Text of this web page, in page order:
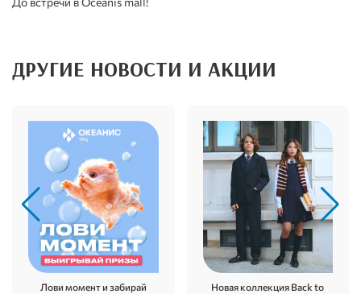
ДРУГИЕ НОВОСТИ И АКЦИИ
Лови момент и забирай
Новая коллекция Back to